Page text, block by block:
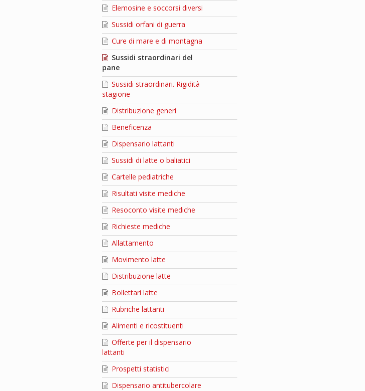
Elemosine e soccorsi diversi
Sussidi orfani di guerra
Cure di mare e di montagna
Sussidi straordinari del
pane
Sussidi straordinari. Rigidità
stagione
Distribuzione generi
Beneficenza
Dispensario lattanti
Sussidi di latte o baliatici
Cartelle pediatriche
Risultati visite mediche
Resoconto visite mediche
Richieste mediche
Allattamento
Movimento latte
Distribuzione latte
Bollettari latte
Rubriche lattanti
Alimenti e ricostituenti
Offerte per il dispensario
lattanti
Prospetti statistici
Dispensario antitubercolare